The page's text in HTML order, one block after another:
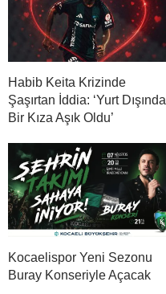
Habib Keita Krizinde
Şaşırtan İddia: ‘Yurt Dışında
Bir Kıza Aşık Oldu’
Kocaelispor Yeni Sezonu
Buray Konseriyle Açacak